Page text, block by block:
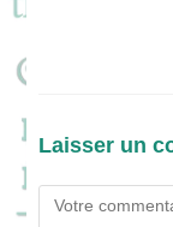
Laisser un
Comment